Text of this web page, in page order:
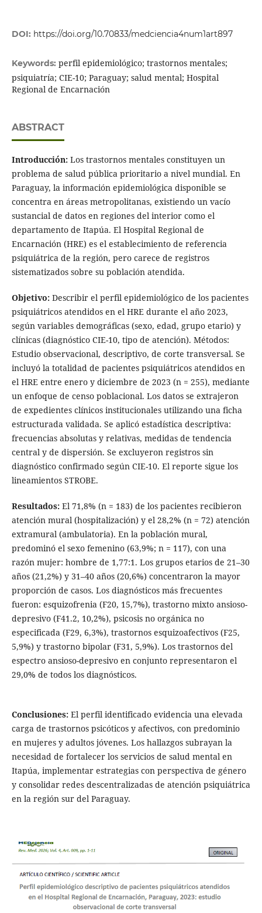
DOI: https://doi.org/10.70833/medciencia4num1art897
Keywords: perfil epidemiológico; trastornos mentales;
psiquiatría; CIE-10; Paraguay; salud mental; Hospital
Regional de Encarnación
ABSTRACT
Introducción:Los trastornos mentales constituyen un
problema de salud pública prioritario a nivel mundial. En
Paraguay, la información epidemiológica disponible se
concentra en áreas metropolitanas, existiendo un vacío
sustancial de datos en regiones del interior como el
departamento de Itapúa. El Hospital Regional de
Encarnación (HRE) es el establecimiento de referencia
psiquiátrica de la región, pero carece de registros
sistematizados sobre su población atendida.
Objetivo: Describir el perfil epidemiológico de los pacientes
psiquiátricos atendidos en el HRE durante el año 2023,
según variables demográficas (sexo, edad, grupo etario) y
clínicas (diagnóstico CIE-10, tipo de atención). Métodos:
Estudio observacional, descriptivo, de corte transversal. Se
incluyó la totalidad de pacientes psiquiátricos atendidos en
el HRE entre enero y diciembre de 2023 (n = 255), mediante
un enfoque de censo poblacional. Los datos se extrajeron
de expedientes clínicos institucionales utilizando una ficha
estructurada validada. Se aplicó estadística descriptiva:
frecuencias absolutas y relativas, medidas de tendencia
central y de dispersión. Se excluyeron registros sin
diagnóstico confirmado según CIE-10. El reporte sigue los
lineamientos STROBE.
Resultados:El 71,8% (n = 183) de los pacientes recibieron
atención mural (hospitalización) y el 28,2% (n = 72) atención
extramural (ambulatoria). En la población mural,
predominó el sexo femenino (63,9%; n = 117), con una
razón mujer: hombre de 1,77:1. Los grupos etarios de 21–30
años (21,2%) y 31–40 años (20,6%) concentraron la mayor
proporción de casos. Los diagnósticos más frecuentes
fueron: esquizofrenia (F20, 15,7%), trastorno mixto ansioso-
depresivo (F41.2, 10,2%), psicosis no orgánica no
especificada (F29, 6,3%), trastornos esquizoafectivos (F25,
5,9%) y trastorno bipolar (F31, 5,9%). Los trastornos del
espectro ansioso-depresivo en conjunto representaron el
29,0% de todos los diagnósticos.
Conclusiones:El perfil identificado evidencia una elevada
carga de trastornos psicóticos y afectivos, con predominio
en mujeres y adultos jóvenes. Los hallazgos subrayan la
necesidad de fortalecer los servicios de salud mental en
Itapúa, implementar estrategias con perspectiva de género
y consolidar redes descentralizadas de atención psiquiátrica
en la región sur del Paraguay.